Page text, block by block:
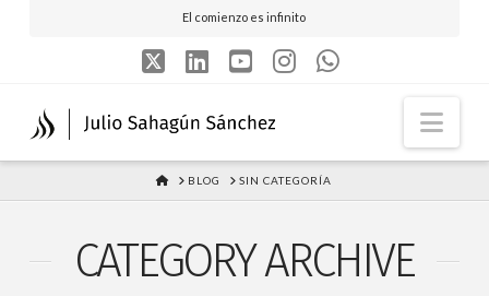
El comienzo es infinito
HOME
BLOG SIN CATEGORÍA
CATEGORY ARCHIVE